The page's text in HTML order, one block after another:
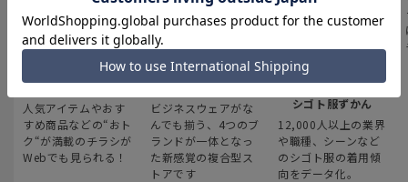
最新のお買い得情報
人気アイテムやおす
すめ商品などの“おト
ク“が満載のチラシが
Webでも見られる！
スーツスクエア
ビジネスウェアがな
んでも揃う、4つのブ
ランドが一体となっ
た新感覚の複合型ス
トアです
みんなの
シゴト服ずかん
12,000人以上の業界
や職種、シーンなど
のシゴト服の着用傾
向をデータ化。